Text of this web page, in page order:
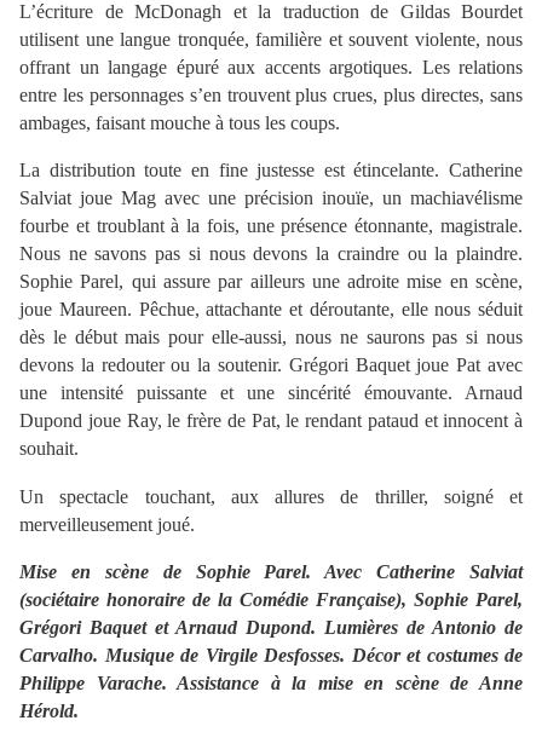
L’écriture de McDonagh et la traduction de Gildas Bourdet
utilisent une langue tronquée, familière et souvent violente, nous
offrant un langage épuré aux accents argotiques. Les relations
entre les personnages s’en trouvent plus crues, plus directes, sans
ambages, faisant mouche à tous les coups.
La distribution toute en fine justesse est étincelante. Catherine
Salviat joue Mag avec une précision inouïe, un machiavélisme
fourbe et troublant à la fois, une présence étonnante, magistrale.
Nous ne savons pas si nous devons la craindre ou la plaindre.
Sophie Parel, qui assure par ailleurs une adroite mise en scène,
joue Maureen. Pêchue, attachante et déroutante, elle nous séduit
dès le début mais pour elle-aussi, nous ne saurons pas si nous
devons la redouter ou la soutenir. Grégori Baquet joue Pat avec
une intensité puissante et une sincérité émouvante. Arnaud
Dupond joue Ray, le frère de Pat, le rendant pataud et innocent à
souhait.
Un spectacle touchant, aux allures de thriller, soigné et
merveilleusement joué.
Mise en scène de Sophie Parel. Avec Catherine Salviat
(sociétaire honoraire de la Comédie Française), Sophie Parel,
Grégori Baquet et Arnaud Dupond. Lumières de Antonio de
Carvalho. Musique de Virgile Desfosses. Décor et costumes de
Philippe Varache. Assistance à la mise en scène de Anne
Hérold.